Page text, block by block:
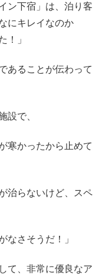
ン下宿」は、泊り客
にキレイなのか
！」
あることが伝わって
設で、
寒かったから止めて
治らないけど、スペ
なさそうだ！」
て、非常に優良なア